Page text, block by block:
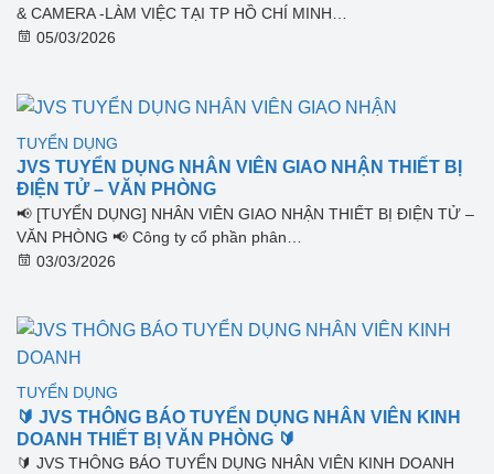
& CAMERA -LÀM VIỆC TẠI TP HỒ CHÍ MINH…
05/03/2026
TUYỂN DỤNG
JVS TUYỂN DỤNG NHÂN VIÊN GIAO NHẬN THIẾT BỊ
ĐIỆN TỬ – VĂN PHÒNG
📢 [TUYỂN DỤNG] NHÂN VIÊN GIAO NHẬN THIẾT BỊ ĐIỆN TỬ –
VĂN PHÒNG 📢 Công ty cổ phần phân…
03/03/2026
TUYỂN DỤNG
🔰 JVS THÔNG BÁO TUYỂN DỤNG NHÂN VIÊN KINH
DOANH THIẾT BỊ VĂN PHÒNG 🔰
🔰 JVS THÔNG BÁO TUYỂN DỤNG NHÂN VIÊN KINH DOANH